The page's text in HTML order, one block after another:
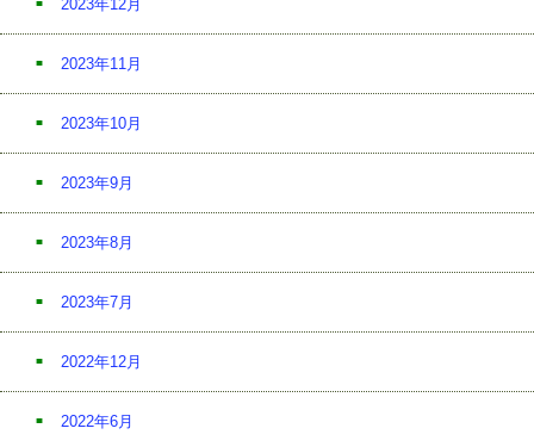
2023年12月
2023年11月
2023年10月
2023年9月
2023年8月
2023年7月
2022年12月
2022年6月